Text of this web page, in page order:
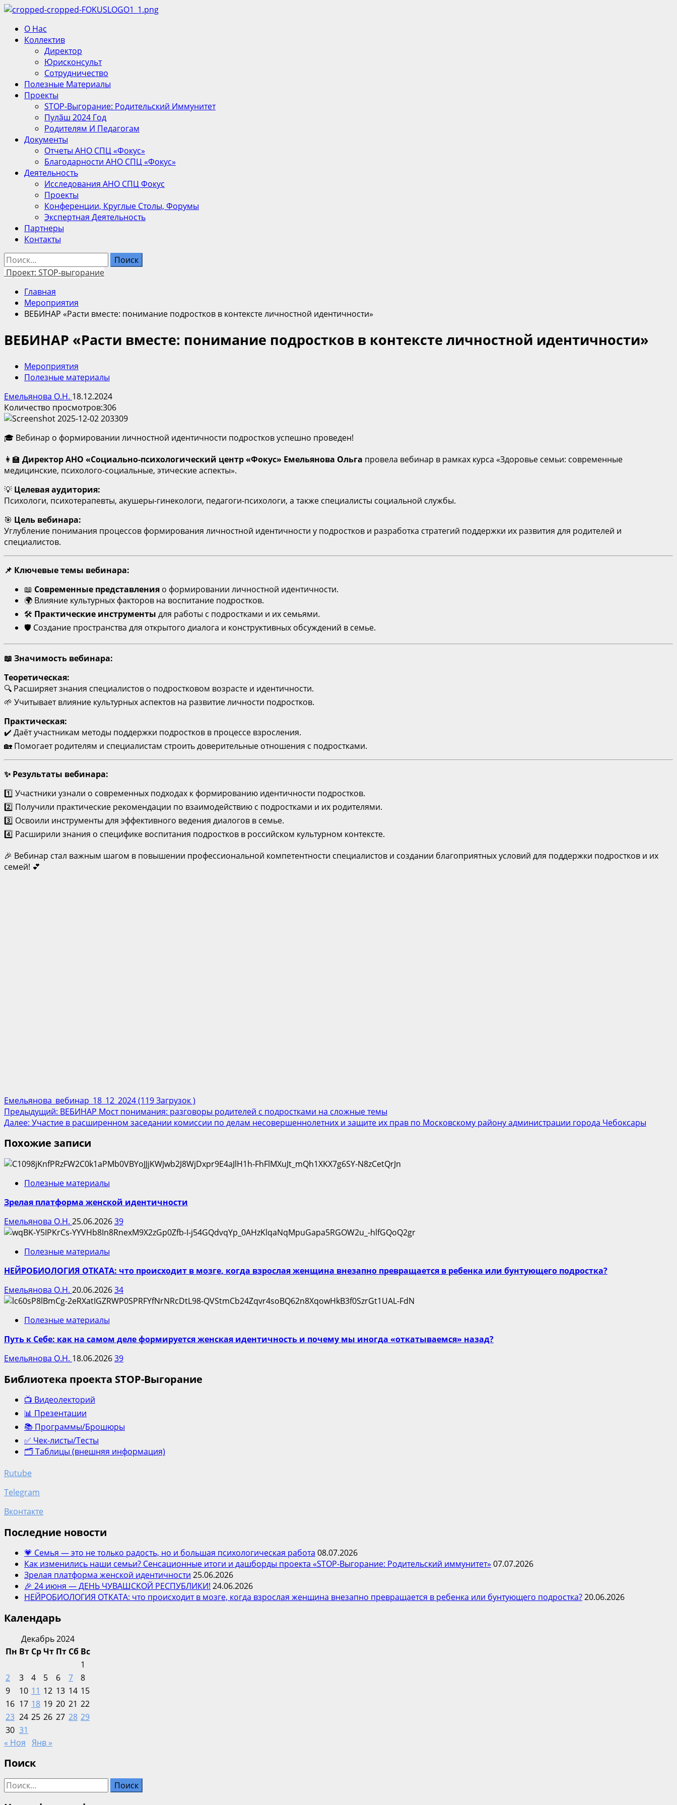
Перейти
содержимому
Основное
меню
О Нас
Коллектив
Директор
Юрисконсульт
Сотрудничество
Полезные Материалы
Проекты
STOP-Выгорание: Родительский Иммунитет
Пулӑш 2024 Год
Родителям И Педагогам
Документы
Отчеты АНО СПЦ «Фокус»
Благодарности АНО СПЦ «Фокус»
Деятельность
Исследования АНО СПЦ Фокус
Проекты
Конференции, Круглые Столы, Форумы
Экспертная Деятельность
Партнеры
Контакты
Найти:
Проект: STOP-выгорание
Главная
Мероприятия
ВЕБИНАР «Расти вместе: понимание подростков в контексте личностной идентичности»
ВЕБИНАР «Расти вместе: понимание подростков в контексте личностной идентичности»
Мероприятия
Полезные материалы
Емельянова О.Н. 18.12.2024
Количество просмотров:306
🎓 Вебинар о формировании личностной идентичности подростков успешно проведен!
👩‍🏫 Директор АНО «Социально-психологический центр «Фокус» Емельянова Ольга провела вебинар в рамках курса «Здоровье семьи: современные
медицинские, психолого-социальные, этические аспекты».
💡 Целевая аудитория:
Психологи, психотерапевты, акушеры-гинекологи, педагоги-психологи, а также специалисты социальной службы.
🎯 Цель вебинара:
Углубление понимания процессов формирования личностной идентичности у подростков и разработка стратегий поддержки их развития для родителей и
специалистов.
📌 Ключевые темы вебинара:
📖 Современные представления о формировании личностной идентичности.
🌍 Влияние культурных факторов на воспитание подростков.
🛠 Практические инструменты для работы с подростками и их семьями.
🛡 Создание пространства для открытого диалога и конструктивных обсуждений в семье.
📖 Значимость вебинара:
Теоретическая:
🔍 Расширяет знания специалистов о подростковом возрасте и идентичности.
🌱 Учитывает влияние культурных аспектов на развитие личности подростков.
Практическая:
✔️ Даёт участникам методы поддержки подростков в процессе взросления.
🏡 Помогает родителям и специалистам строить доверительные отношения с подростками.
✨Результаты вебинара:
1️⃣ Участники узнали о современных подходах к формированию идентичности подростков.
2️⃣ Получили практические рекомендации по взаимодействию с подростками и их родителями.
3️⃣ Освоили инструменты для эффективного ведения диалогов в семье.
4️⃣ Расширили знания о специфике воспитания подростков в российском культурном контексте.
🎉 Вебинар стал важным шагом в повышении профессиональной компетентности специалистов и создании благоприятных условий для поддержки подростков и их
семей! 💕
Емельянова_вебинар_18_12_2024 (119 Загрузок )
Post
navigation
Предыдущий: ВЕБИНАР Мост понимания: разговоры родителей с подростками на сложные темы
Далее: Участие в расширенном заседании комиссии по делам несовершеннолетних и защите их прав по Московскому району администрации города Чебоксары
Похожие записи
Полезные материалы
Зрелая платформа женской идентичности
Емельянова О.Н. 25.06.202639
Полезные материалы
НЕЙРОБИОЛОГИЯ ОТКАТА: что происходит в мозге, когда взрослая женщина внезапно превращается в ребенка или бунтующего подростка?
Емельянова О.Н. 20.06.202634
Полезные материалы
Путь к Себе: как на самом деле формируется женская идентичность и почему мы иногда «откатываемся» назад?
Емельянова О.Н. 18.06.202639
Библиотека проекта STOP-Выгорание
📺 Видеолекторий
📊 Презентации
📚 Программы/Брошюры
✅ Чек-листы/Тесты
🗂️ Таблицы (внешняя информация)
Rutube
Telegram
Вконтакте
Последние новости
💗 Семья — это не только радость, но и большая психологическая работа 08.07.2026
Как изменились наши семьи? Сенсационные итоги и дашборды проекта «STOP-Выгорание: Родительский иммунитет» 07.07.2026
Зрелая платформа женской идентичности 25.06.2026
🎉 24 июня — ДЕНЬ ЧУВАШСКОЙ РЕСПУБЛИКИ! 24.06.2026
НЕЙРОБИОЛОГИЯ ОТКАТА: что происходит в мозге, когда взрослая женщина внезапно превращается в ребенка или бунтующего подростка?20.06.2026
Календарь
Декабрь 2024
Пн Вт СрЧт Пт Сб Вс
1
2
3 4 5 6 7
8
9
10 11 12 13 14 15
16 17 18 19 20 21 22
23 24 25 26 27 28 29
30 31
« Ноя Янв »
Поиск
Найти: